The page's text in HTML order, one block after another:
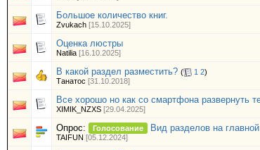
Большое количество книг.
Zvukach [15.10.2025]
Оценка люстры
Natilia [16.10.2025]
В какой раздел разместить? ( 1 2)
Танатос [31.10.2018]
Все хорошо но как со смартфона развернуть
XIMIK_NZXS [29.04.2025]
Опрос: Голосование Вид разделов на
TAIFUN [05.12.2024]